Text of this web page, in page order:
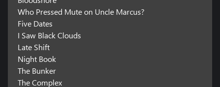
Who Pressed Mute on Uncle Marcus?
Five Dates
I Saw Black Clouds
Late Shift
Night Book
The Bunker
The Complex